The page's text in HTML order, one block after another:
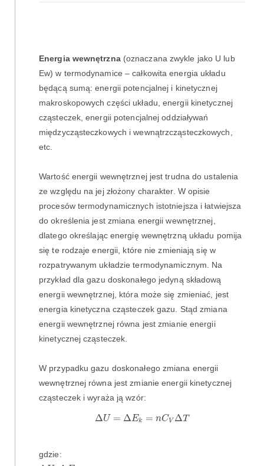
Energia wewnętrzna(oznaczana zwykle jako U lub
Ew) w termodynamice – całkowita energia układu
będącą sumą: energii potencjalnej i kinetycznej
makroskopowych części układu, energii kinetycznej
cząsteczek, energii potencjalnej oddziaływań
międzycząsteczkowych i wewnątrzcząsteczkowych,
etc.
Wartość energii wewnętrznej jest trudna do ustalenia
ze względu na jej złożony charakter. W opisie
procesów termodynamicznych istotniejsza i łatwiejsza
do określenia jest zmiana energii wewnętrznej,
dlatego określając energię wewnętrzną układu pomija
się te rodzaje energii, które nie zmieniają się w
rozpatrywanym układzie termodynamicznym. Na
przykład dla gazu doskonałego jedyną składową
energii wewnętrznej, która może się zmieniać, jest
energia kinetyczna cząsteczek gazu. Stąd zmiana
energii wewnętrznej równa jest zmianie energii
kinetycznej cząsteczek.
W przypadku gazu doskonałego zmiana energii
wewnętrznej równa jest zmianie energii kinetycznej
cząsteczek i wyraża ją wzór:
ΔU = ΔEk = nCV ΔT
Δ Δ Ek VΔ T
gdzie: